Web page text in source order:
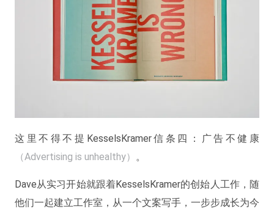
这里不得不提KesselsKramer信条四：广告不健康
（Advertising is unhealthy）
。
Dave从实习开始就跟着KesselsKramer的创始人工作，随
他们一起建立工作室，从一个文案写手，一步步成长为今